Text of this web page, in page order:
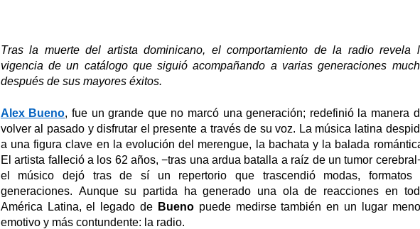
Tras la muerte del artista dominicano, el comportamiento de la radio revela
vigencia de un catálogo que siguió acompañando a varias generaciones
después de sus mayores éxitos.
Alex Bueno, fue un grande que no marcó una generación; redefinió la manera
volver al pasado y disfrutar el presente a través de su voz. La música latina
a una figura clave en la evolución del merengue, la bachata y la balada
El artista falleció a los 62 años,−tras una ardua batalla a raíz de un tumor
el músicodejó tras de sí un repertorio que trascendió modas, formatos
generaciones. Aunque su partida ha generado una ola de reacciones en
América Latina, el legado de Buenopuede medirse también en un lugar
emotivo y más contundente: la radio.